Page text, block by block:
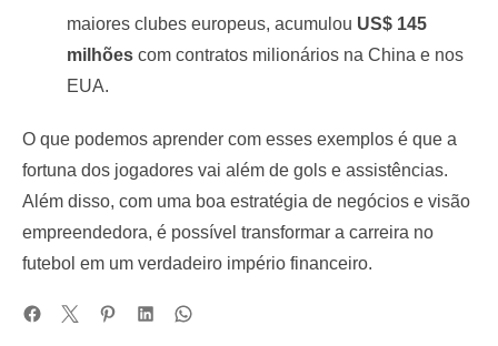
maiores clubes europeus, acumulou US$ 145
milhões com contratos milionários na China e nos
EUA.
O que podemos aprender com esses exemplos é que a
fortuna dos jogadores vai além de gols e assistências.
Além disso, com uma boa estratégia de negócios e visão
empreendedora, é possível transformar a carreira no
futebol em um verdadeiro império financeiro.